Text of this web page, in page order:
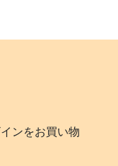
ンをお買い物